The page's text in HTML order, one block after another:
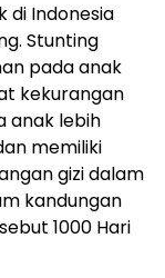
di Indonesia
Stunting
pada anak
kekurangan
anak lebih
memiliki
gizi dalam
kandungan
1000 Hari